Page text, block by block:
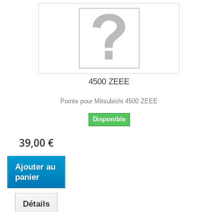
4500 ZEEE
Pointe pour Mitsubishi 4500 ZEEE
Disponible
39,00 €
Ajouter au
panier
Détails